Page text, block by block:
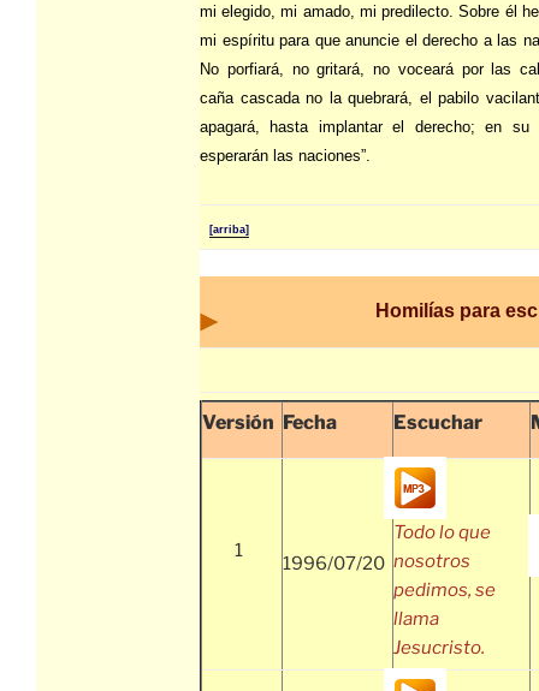
mi elegido, mi amado, mi predilecto. Sobre él
mi espíritu para que anuncie el derecho a las
No porfiará, no gritará, no voceará por las
caña cascada no la quebrará, el pabilo
apagará, hasta implantar el derecho; en su
esperarán las naciones”.
[arriba]
Homilías para
Versión Fecha Escuchar
1
1996/07/20
Todo lo que
nosotros
pedimos, se
llama
Jesucristo.